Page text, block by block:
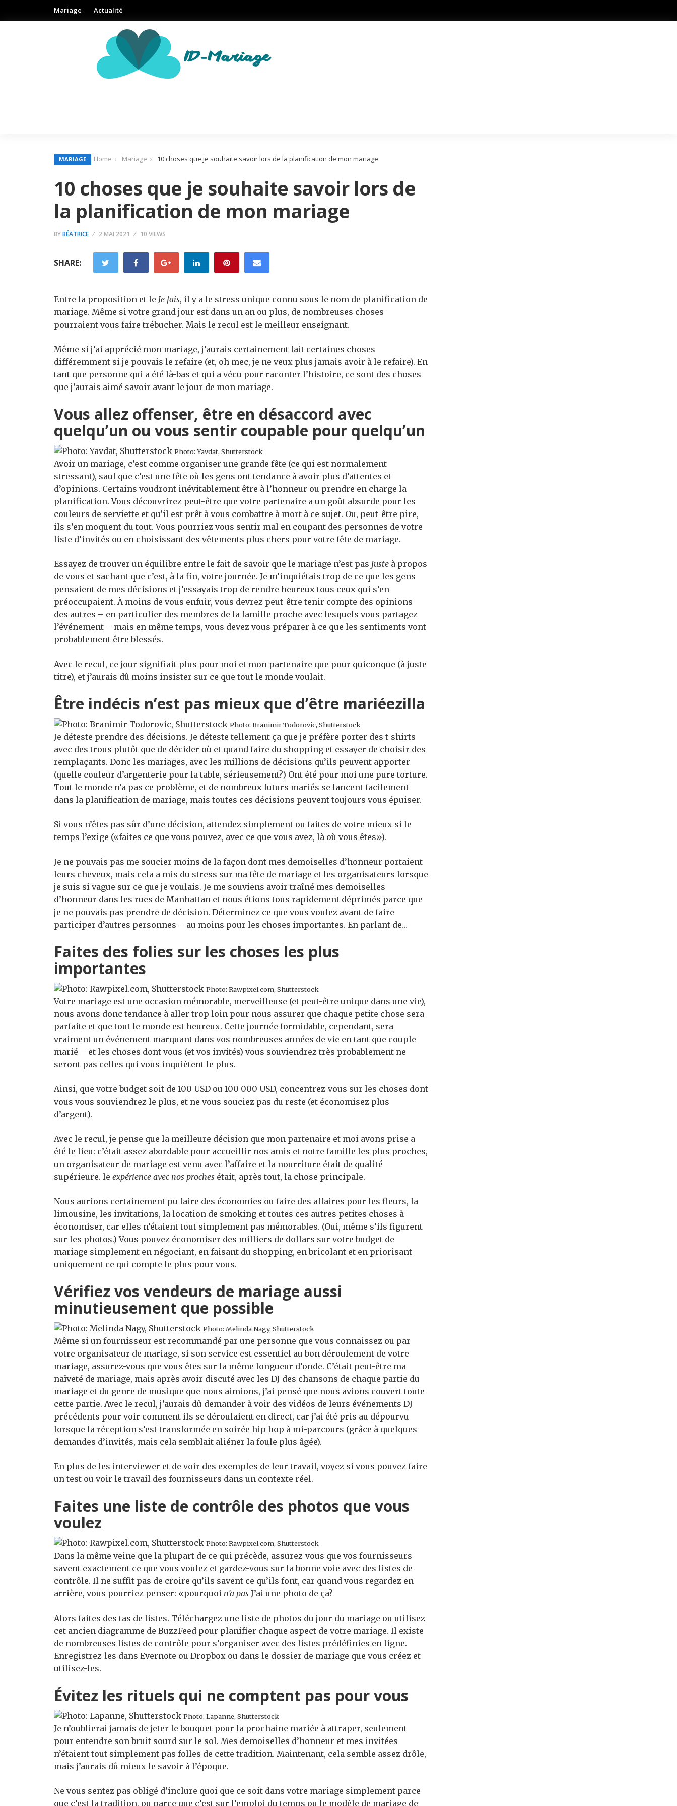
Mariage Actualité
MARIAGE Home Mariage 10 choses que je souhaite savoir lors de la planification de mon mariage
10 choses que je souhaite savoir lors de
la planification de mon mariage
BYBÉATRICE 2 MAI 2021 10 VIEWS
SHARE:
Entre la proposition et le Je fais, il y a le stress unique connu sous le nom de planification de
mariage. Même si votre grand jour est dans un an ou plus, de nombreuses choses
pourraient vous faire trébucher. Mais le recul est le meilleur enseignant.
Même si j’ai apprécié mon mariage, j’aurais certainement fait certaines choses
différemment si je pouvais le refaire (et, oh mec, je ne veux plus jamais avoir à le refaire). En
tant que personne qui a été là-bas et qui a vécu pour raconter l’histoire, ce sont des choses
que j’aurais aimé savoir avant le jour de mon mariage.
Vous allez offenser, être en désaccord avec
quelqu’un ou vous sentir coupable pour quelqu’un
Photo: Yavdat, Shutterstock
Avoir un mariage, c’est comme organiser une grande fête (ce qui est normalement
stressant), sauf que c’est une fête où les gens ont tendance à avoir plus d’attentes et
d’opinions. Certains voudront inévitablement être à l’honneur ou prendre en charge la
planification. Vous découvrirez peut-être que votre partenaire a un goût absurde pour les
couleurs de serviette et qu’il est prêt à vous combattre à mort à ce sujet. Ou, peut-être pire,
ils s’en moquent du tout. Vous pourriez vous sentir mal en coupant des personnes de votre
liste d’invités ou en choisissant des vêtements plus chers pour votre fête de mariage.
Essayez de trouver un équilibre entre le fait de savoir que le mariage n’est pas juste à propos
de vous et sachant que c’est, à la fin, votre journée. Je m’inquiétais trop de ce que les gens
pensaient de mes décisions et j’essayais trop de rendre heureux tous ceux qui s’en
préoccupaient. À moins de vous enfuir, vous devrez peut-être tenir compte des opinions
des autres – en particulier des membres de la famille proche avec lesquels vous partagez
l’événement – mais en même temps, vous devez vous préparer à ce que les sentiments vont
probablement être blessés.
Avec le recul, ce jour signifiait plus pour moi et mon partenaire que pour quiconque (à juste
titre), et j’aurais dû moins insister sur ce que tout le monde voulait.
Être indécis n’est pas mieux que d’être mariéezilla
Photo: Branimir Todorovic, Shutterstock
Je déteste prendre des décisions. Je déteste tellement ça que je préfère porter des t-shirts
avec des trous plutôt que de décider où et quand faire du shopping et essayer de choisir des
remplaçants. Donc les mariages, avec les millions de décisions qu’ils peuvent apporter
(quelle couleur d’argenterie pour la table, sérieusement?) Ont été pour moi une pure torture.
Tout le monde n’a pas ce problème, et de nombreux futurs mariés se lancent facilement
dans la planification de mariage, mais toutes ces décisions peuvent toujours vous épuiser.
Si vous n’êtes pas sûr d’une décision, attendez simplement ou faites de votre mieux si le
temps l’exige («faites ce que vous pouvez, avec ce que vous avez, là où vous êtes»).
Je ne pouvais pas me soucier moins de la façon dont mes demoiselles d’honneur portaient
leurs cheveux, mais cela a mis du stress sur ma fête de mariage et les organisateurs lorsque
je suis si vague sur ce que je voulais. Je me souviens avoir traîné mes demoiselles
d’honneur dans les rues de Manhattan et nous étions tous rapidement déprimés parce que
je ne pouvais pas prendre de décision. Déterminez ce que vous voulez avant de faire
participer d’autres personnes – au moins pour les choses importantes. En parlant de…
Faites des folies sur les choses les plus
importantes
Photo: Rawpixel.com, Shutterstock
Votre mariage est une occasion mémorable, merveilleuse (et peut-être unique dans une vie),
nous avons donc tendance à aller trop loin pour nous assurer que chaque petite chose sera
parfaite et que tout le monde est heureux. Cette journée formidable, cependant, sera
vraiment un événement marquant dans vos nombreuses années de vie en tant que couple
marié – et les choses dont vous (et vos invités) vous souviendrez très probablement ne
seront pas celles qui vous inquiètent le plus.
Ainsi, que votre budget soit de 100 USD ou 100 000 USD, concentrez-vous sur les choses dont
vous vous souviendrez le plus, et ne vous souciez pas du reste (et économisez plus
d’argent).
Avec le recul, je pense que la meilleure décision que mon partenaire et moi avons prise a
été le lieu: c’était assez abordable pour accueillir nos amis et notre famille les plus proches,
un organisateur de mariage est venu avec l’affaire et la nourriture était de qualité
supérieure. le expérience avec nos proches était, après tout, la chose principale.
Nous aurions certainement pu faire des économies ou faire des affaires pour les fleurs, la
limousine, les invitations, la location de smoking et toutes ces autres petites choses à
économiser, car elles n’étaient tout simplement pas mémorables. (Oui, même s’ils figurent
sur les photos.) Vous pouvez économiser des milliers de dollars sur votre budget de
mariage simplement en négociant, en faisant du shopping, en bricolant et en priorisant
uniquement ce qui compte le plus pour vous.
Vérifiez vos vendeurs de mariage aussi
minutieusement que possible
Photo: Melinda Nagy, Shutterstock
Même si un fournisseur est recommandé par une personne que vous connaissez ou par
votre organisateur de mariage, si son service est essentiel au bon déroulement de votre
mariage, assurez-vous que vous êtes sur la même longueur d’onde. C’était peut-être ma
naïveté de mariage, mais après avoir discuté avec les DJ des chansons de chaque partie du
mariage et du genre de musique que nous aimions, j’ai pensé que nous avions couvert toute
cette partie. Avec le recul, j’aurais dû demander à voir des vidéos de leurs événements DJ
précédents pour voir comment ils se déroulaient en direct, car j’ai été pris au dépourvu
lorsque la réception s’est transformée en soirée hip hop à mi-parcours (grâce à quelques
demandes d’invités, mais cela semblait aliéner la foule plus âgée).
En plus de les interviewer et de voir des exemples de leur travail, voyez si vous pouvez faire
un test ou voir le travail des fournisseurs dans un contexte réel.
Faites une liste de contrôle des photos que vous
voulez
Photo: Rawpixel.com, Shutterstock
Dans la même veine que la plupart de ce qui précède, assurez-vous que vos fournisseurs
savent exactement ce que vous voulez et gardez-vous sur la bonne voie avec des listes de
contrôle. Il ne suffit pas de croire qu’ils savent ce qu’ils font, car quand vous regardez en
arrière, vous pourriez penser: «pourquoi n’a pas J’ai une photo de ça?
Alors faites des tas de listes. Téléchargez une liste de photos du jour du mariage ou utilisez
cet ancien diagramme de BuzzFeed pour planifier chaque aspect de votre mariage. Il existe
de nombreuses listes de contrôle pour s’organiser avec des listes prédéfinies en ligne.
Enregistrez-les dans Evernote ou Dropbox ou dans le dossier de mariage que vous créez et
utilisez-les.
Évitez les rituels qui ne comptent pas pour vous
Photo: Lapanne, Shutterstock
Je n’oublierai jamais de jeter le bouquet pour la prochaine mariée à attraper, seulement
pour entendre son bruit sourd sur le sol. Mes demoiselles d’honneur et mes invitées
n’étaient tout simplement pas folles de cette tradition. Maintenant, cela semble assez drôle,
mais j’aurais dû mieux le savoir à l’époque.
Ne vous sentez pas obligé d’inclure quoi que ce soit dans votre mariage simplement parce
que c’est la tradition, ou parce que c’est sur l’emploi du temps ou le modèle de mariage de